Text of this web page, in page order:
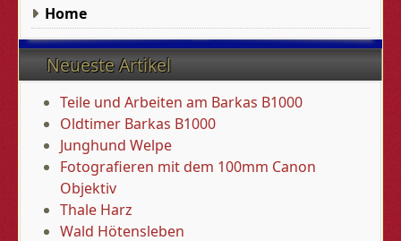
Home
Neueste Artikel
Teile und Arbeiten am Barkas B1000
Oldtimer Barkas B1000
Junghund Welpe
Fotografieren mit dem 100mm Canon
Objektiv
Thale Harz
Wald Hötensleben